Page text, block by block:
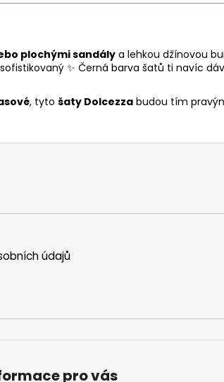
plochými sandály a lehkou džínovou
✨ Černá barva šatů ti navíc
, tyto šaty Dolcezza budou tím
údajů
pro vás